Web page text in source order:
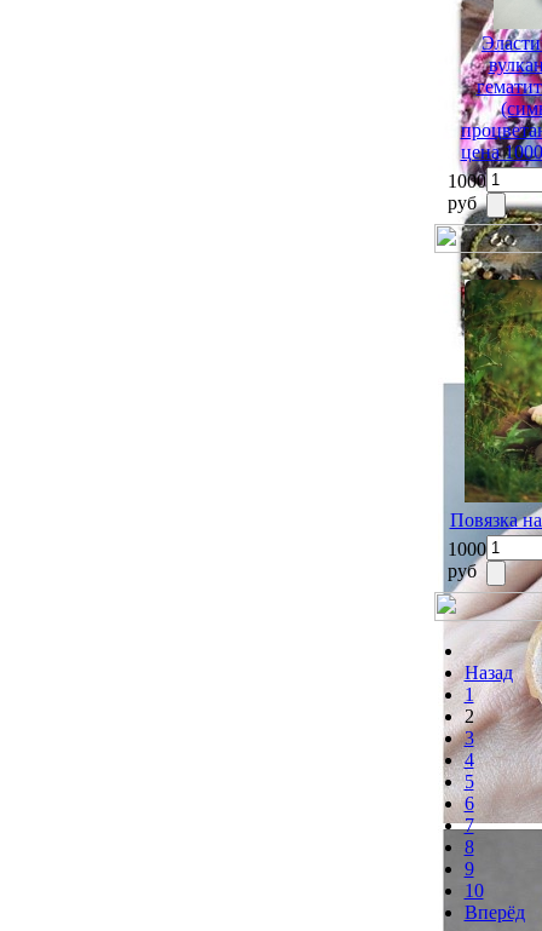
цена
1000
руб
Повязка
1000
руб
Назад
1
2
3
4
5
6
7
8
9
10
Вперёд